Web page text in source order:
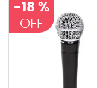
-18 %